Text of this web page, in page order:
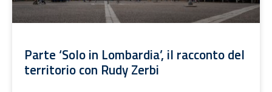
Parte ‘Solo in Lombardia’, il racconto del
territorio con Rudy Zerbi